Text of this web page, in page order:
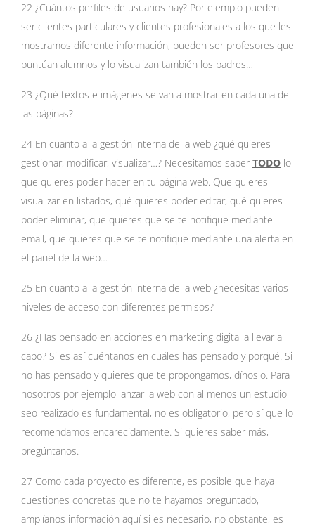
22 ¿Cuántos perfiles de usuarios hay? Por ejemplo pueden
ser clientes particulares y clientes profesionales a los que les
mostramos diferente información, pueden ser profesores que
puntúan alumnos y lo visualizan también los padres…
23 ¿Qué textos e imágenes se van a mostrar en cada una de
las páginas?
24 En cuanto a la gestión interna de la web ¿qué quieres
gestionar, modificar, visualizar…? Necesitamos saber TODO lo
que quieres poder hacer en tu página web. Que quieres
visualizar en listados, qué quieres poder editar, qué quieres
poder eliminar, que quieres que se te notifique mediante
email, que quieres que se te notifique mediante una alerta en
el panel de la web…
25 En cuanto a la gestión interna de la web ¿necesitas varios
niveles de acceso con diferentes permisos?
26 ¿Has pensado en acciones en marketing digital a llevar a
cabo? Si es así cuéntanos en cuáles has pensado y porqué. Si
no has pensado y quieres que te propongamos, dínoslo. Para
nosotros por ejemplo lanzar la web con al menos un estudio
seo realizado es fundamental, no es obligatorio, pero sí que lo
recomendamos encarecidamente. Si quieres saber más,
pregúntanos.
27 Como cada proyecto es diferente, es posible que haya
cuestiones concretas que no te hayamos preguntado,
amplíanos información aquí si es necesario, no obstante, es